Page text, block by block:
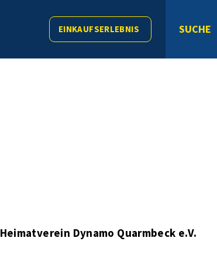
EINKAUFSERLEBNIS SUCHE
Heimatverein Dynamo Quarmbeck e.V.